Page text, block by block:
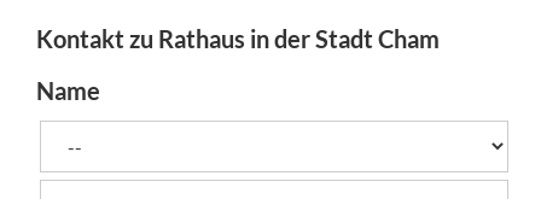
Kontakt zu Rathaus in der Stadt Cham
Name